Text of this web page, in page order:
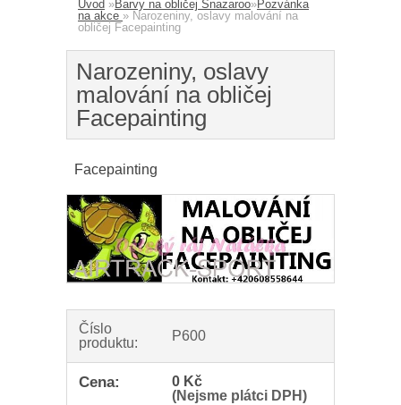
Úvod »Barvy na obličej Snazaroo»Pozvánka
na akce » Narozeniny, oslavy malování na
obličej Facepainting
Narozeniny, oslavy
malování na obličej
Facepainting
Facepainting
Číslo
produktu:
P600
Cena:
0 Kč
(Nejsme plátci DPH)